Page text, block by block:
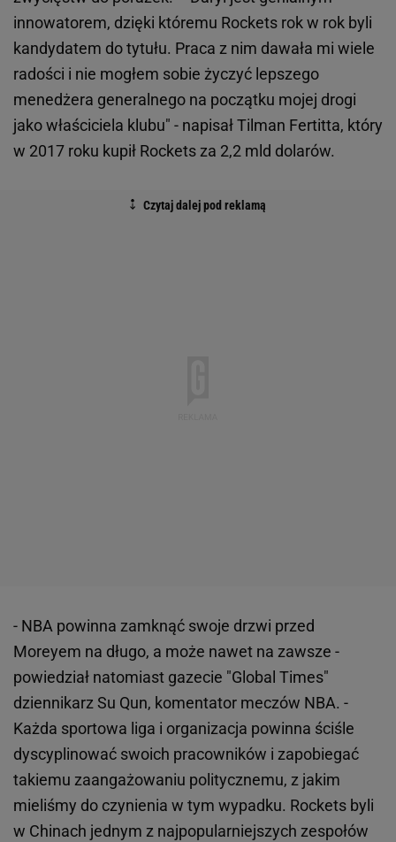
innowatorem, dzięki któremu Rockets rok w rok byli
kandydatem do tytułu. Praca z nim dawała mi wiele
radości i nie mogłem sobie życzyć lepszego
menedżera generalnego na początku mojej drogi
jako właściciela klubu" - napisał Tilman Fertitta, który
w 2017 roku kupił Rockets za 2,2 mld dolarów.
- NBA powinna zamknąć swoje drzwi przed
Moreyem na długo, a może nawet na zawsze -
powiedział natomiast gazecie "Global Times"
dziennikarz Su Qun, komentator meczów NBA. -
Każda sportowa liga i organizacja powinna ściśle
dyscyplinować swoich pracowników i zapobiegać
takiemu zaangażowaniu politycznemu, z jakim
mieliśmy do czynienia w tym wypadku. Rockets byli
w Chinach jednym z najpopularniejszych zespołów